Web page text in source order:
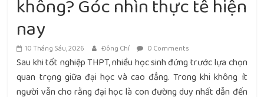
không? Góc nhìn thực tế hiện
nay
10 Tháng Sáu, 2026 Đông Chí 0 Comments
Sau khi tốt nghiệp THPT, nhiều học sinh đứng trước lựa chọn
quan trọng giữa đại học và cao đẳng. Trong khi không ít
người vẫn cho rằng đại học là con đường duy nhất dẫn đến